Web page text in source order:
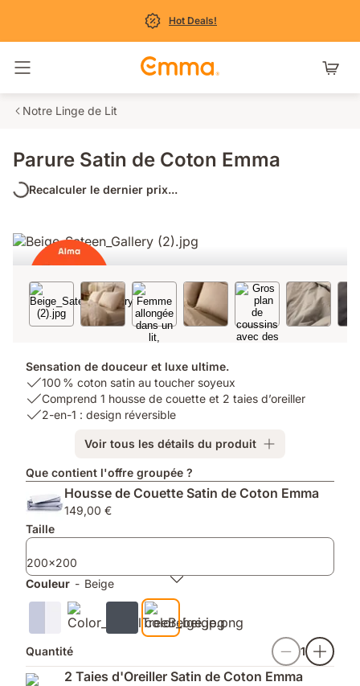
Hot Deals!
Basculer la navigation
Notre Linge de Lit
Parure Satin de Coton Emma
Recalculer le dernier prix...
Sensation de douceur et luxe ultime.
USP
1:
100 %
toucher
soyeux
100 % coton satin au toucher soyeux
USP
2:
de
couette
et
2
taies
d’oreiller
Comprend 1 housse de couette et 2 taies d’oreiller
USP
1
design
réversible
2-en-1 : design réversible
Voir tous les détails du produit
Que contient l'offre groupée ?
Housse de Couette Satin de Coton Emma
149,00 €
Taille
200x200
Couleur - Beige
Quantité 1
2 Taies d'Oreiller Satin de Coton Emma